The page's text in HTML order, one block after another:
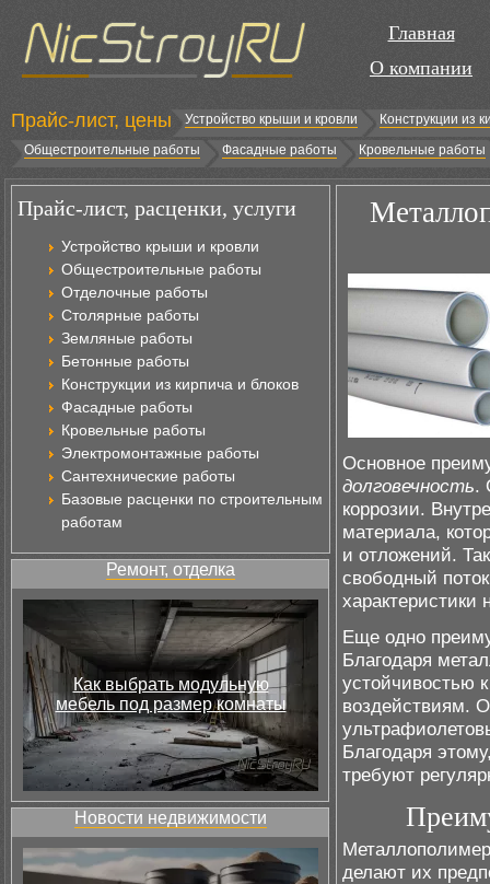
Главная
О компании
Прайс-лист, цены Устройство крыши и кровли
Конструкции из
Общестроительные работы
Фасадные работы Кровельные работы
Прайс-лист, расценки, услуги
Устройство крыши и кровли
Общестроительные работы
Отделочные работы
Столярные работы
Земляные работы
Бетонные работы
Конструкции из кирпича и блоков
Фасадные работы
Кровельные работы
Электромонтажные работы
Сантехнические работы
Базовые расценки по строительным
работам
Ремонт, отделка
Как выбрать модульную
мебель под размер комнаты
Новости недвижимости
Основное
долговечность.
коррозии.
материала,
и отложений.
свободный
характеристики
Еще одно
Благодаря
устойчивостью
воздействиям.
Благодаря
требуют
делают их